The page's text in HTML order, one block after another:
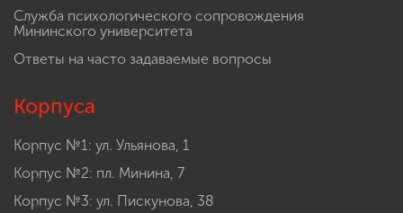
Служба психологического сопровождения
Мининского университета
Ответы на часто задаваемые вопросы
Корпуса
Корпус №1: ул. Ульянова, 1
Корпус №2: пл. Минина, 7
Корпус №3: ул. Пискунова, 38